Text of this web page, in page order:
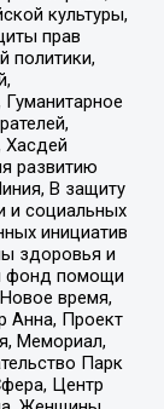
культуры,
прав
политики,
Хасдей
развитию
В защиту
и социальных
инициатив
здоровья и
фонд помощи
время,
Анна, Проект
Мемориал,
Парк
Центр